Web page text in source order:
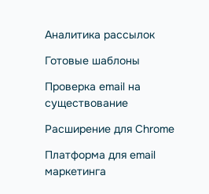
Аналитика рассылок
Готовые шаблоны
Проверка email на
существование
Расширение для Chrome
Платформа для email
маркетинга